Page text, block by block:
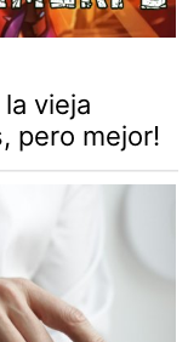
vieja
pero mejor!